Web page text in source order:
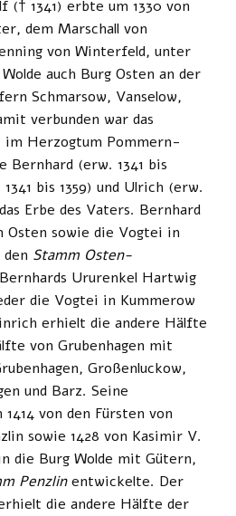
(† 1341) erbte um 1330 von
dem Marschall von
von Winterfeld, unter
auch Burg Osten an der
Schmarsow, Vanselow,
verbunden war das
im Herzogtum Pommern-
Bernhard (erw. 1341 bis
bis 1359) und Ulrich (erw.
Erbe des Vaters. Bernhard
sowie die Vogtei in
Stamm Osten-
Ururenkel Hartwig
die Vogtei in Kummerow
erhielt die andere Hälfte
von Grubenhagen mit
Großenluckow,
und Barz. Seine
von den Fürsten von
sowie 1428 von Kasimir V.
die Burg Wolde mit Gütern,
Penzlinentwickelte. Der
die andere Hälfte der